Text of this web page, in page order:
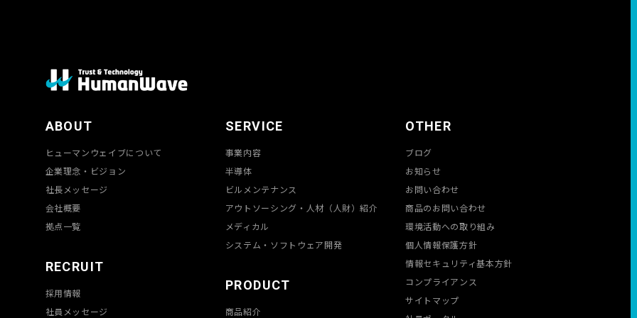
ABOUT
ヒューマンウェイブについて
企業理念・ビジョン
社長メッセージ
会社概要
拠点一覧
RECRUIT
採用情報
社員メッセージ
SERVICE
事業内容
半導体
ビルメンテナンス
アウトソーシング・人材（人財）紹介
メディカル
システム・ソフトウェア開発
PRODUCT
商品紹介
OTHER
ブログ
お知らせ
お問い合わせ
商品のお問い合わせ
環境活動への取り組み
個人情報保護方針
情報セキュリティ基本方針
コンプライアンス
サイトマップ